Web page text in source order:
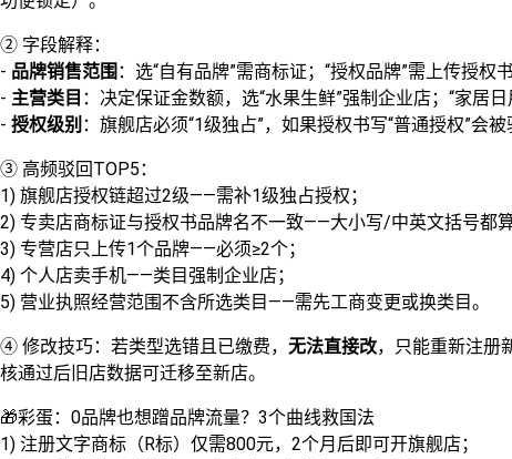
② 字段解释：
- 品牌销售范围 ：选“自有品牌”需商标证；“授权品牌”需上传授权
- 主营类目 ：决定保证金数额，选“水果生鲜”强制企业店；“家居日
- 授权级别 ：旗舰店必须“1级独占”，如果授权书写“普通授权”会被
③ 高频驳回TOP5：
1) 旗舰店授权链超过2级——需补1级独占授权；
2) 专卖店商标证与授权书品牌名不一致——大小写/中英文括号都算
3) 专营店只上传1个品牌——必须≥2个；
4) 个人店卖手机——类目强制企业店；
5) 营业执照经营范围不含所选类目——需先工商变更或换类目。
④ 修改技巧：若类型选错且已缴费， 无法直接改，只能重新注册
核通过后旧店数据可迁移至新店。
🎁彩蛋：0品牌也想蹭品牌流量？3个曲线救国法
1) 注册文字商标（R标）仅需800元，2个月后即可开旗舰店；